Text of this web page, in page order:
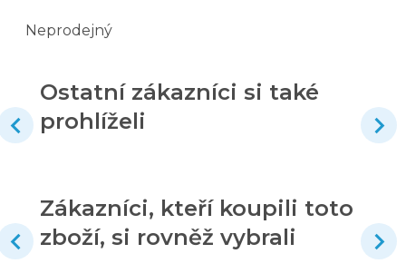
Neprodejný
Ostatní zákazníci si také
prohlíželi
Zákazníci, kteří koupili toto
zboží, si rovněž vybrali